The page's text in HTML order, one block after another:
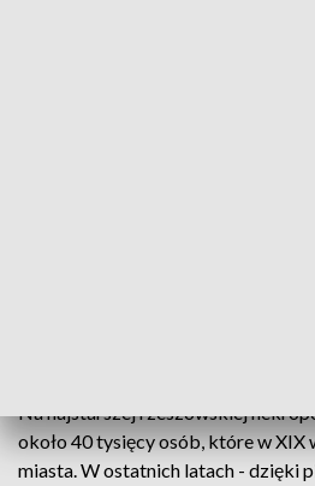
Na najstarszej rzeszowskiej
około 40 tysięcy osób, które w XIX
miasta. W ostatnich latach - dzięki